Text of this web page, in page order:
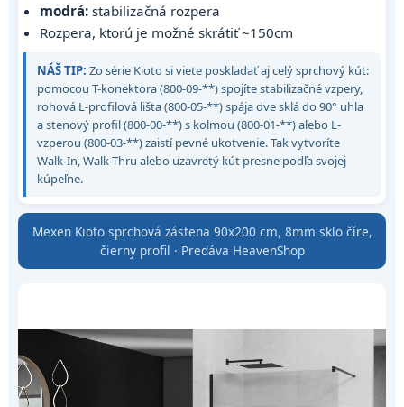
modrá: stabilizačná rozpera
Rozpera, ktorú je možné skrátiť ~150cm
NÁŠ TIP: Zo série Kioto si viete poskladať aj celý sprchový kút:
pomocou T-konektora (800-09-**) spojíte stabilizačné vzpery,
rohová L-profilová lišta (800-05-**) spája dve sklá do 90° uhla
a stenový profil (800-00-**) s kolmou (800-01-**) alebo L-
vzperou (800-03-**) zaistí pevné ukotvenie. Tak vytvoríte
Walk-In, Walk-Thru alebo uzavretý kút presne podľa svojej
kúpeľne.
Mexen Kioto sprchová zástena 90x200 cm, 8mm sklo číre,
čierny profil · Predáva HeavenShop